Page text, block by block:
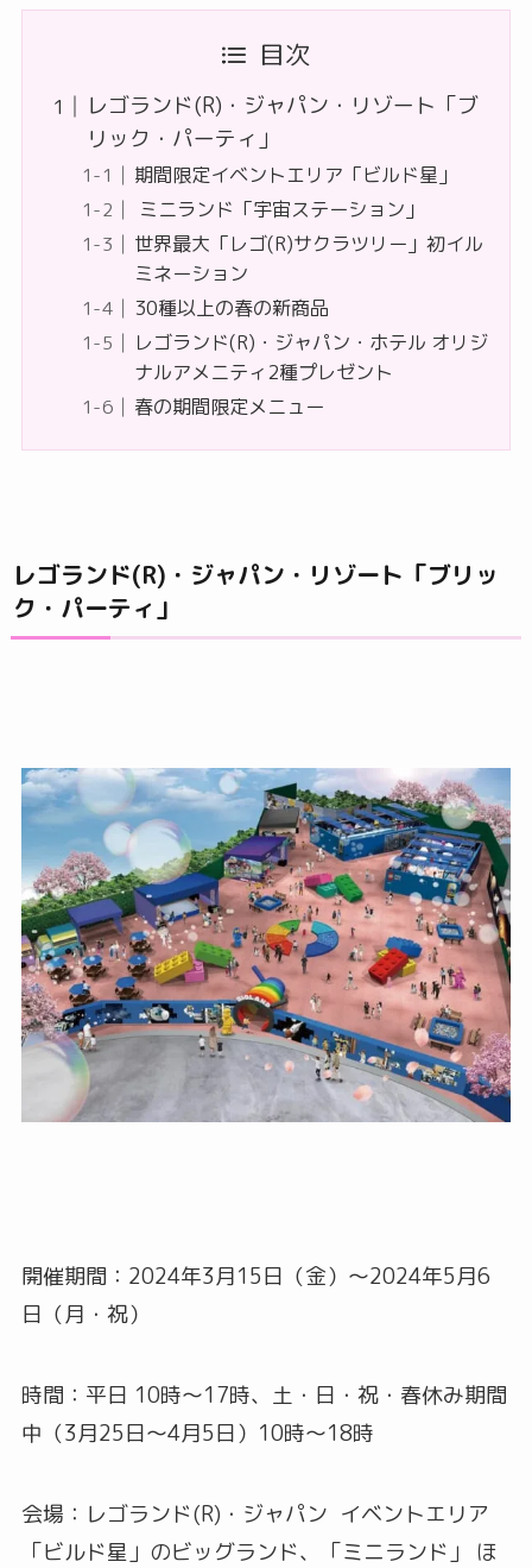
目次
レゴランド(R)・ジャパン・リゾート「ブ
リック・パーティ」
期間限定イベントエリア「ビルド星」
ミニランド「宇宙ステーション」
世界最大「レゴ(R)サクラツリー」初イル
ミネーション
30種以上の春の新商品
レゴランド(R)・ジャパン・ホテル オリジ
ナルアメニティ2種プレゼント
春の期間限定メニュー
レゴランド(R)・ジャパン・リゾート「ブリッ
ク・パーティ」
開催期間：2024年3月15日（金）〜2024年5月6
日（月・祝）
時間：平日 10時～17時、土・日・祝・春休み期間
中（3月25日〜4月5日）10時〜18時
会場：レゴランド(R)・ジャパン イベントエリア
「ビルド星」のビッグランド、「ミニランド」 ほ